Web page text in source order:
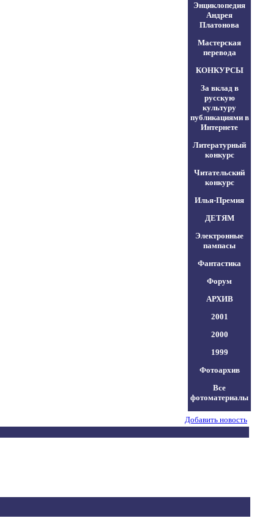
Энциклопедия
Андрея
Платонова
Мастерская
перевода
КОНКУРСЫ
За вклад в
русскую
культуру
публикациями в
Интернете
Литературный
конкурс
Читательский
конкурс
Илья-Премия
ДЕТЯМ
Электронные
пампасы
Фантастика
Форум
АРХИВ
2001
2000
1999
Фотоархив
Все
фотоматериалы
Добавить новость